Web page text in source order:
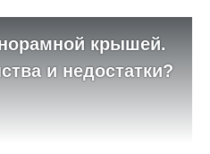
крышей.
и недостатки?